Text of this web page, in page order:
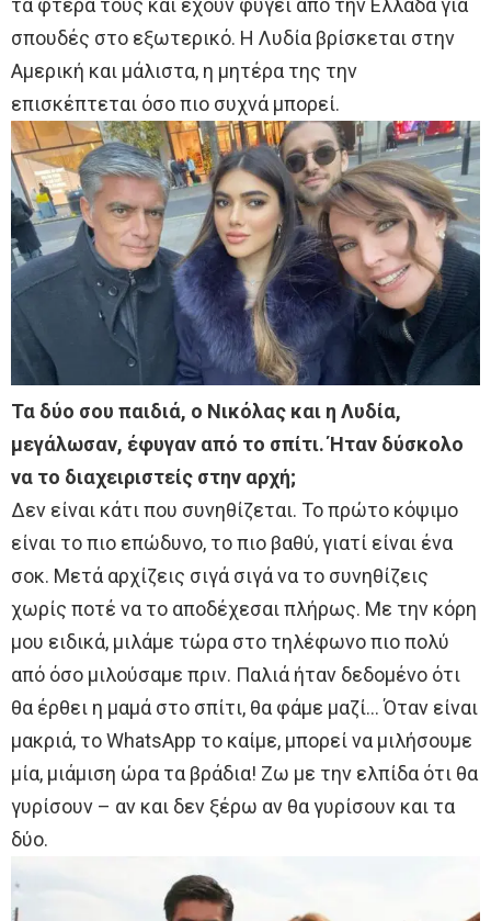
τα φτερά τους και έχουν φύγει από την Ελλάδα για
σπουδές στο εξωτερικό. Η Λυδία βρίσκεται στην
Αμερική και μάλιστα, η μητέρα της την
επισκέπτεται όσο πιο συχνά μπορεί.
Τα δύο σου παιδιά, ο Νικόλας και η Λυδία,
μεγάλωσαν, έφυγαν από το σπίτι. Ήταν δύσκολο
να το διαχειριστείς στην αρχή;
Δεν είναι κάτι που συνηθίζεται. Το πρώτο κόψιμο
είναι το πιο επώδυνο, το πιο βαθύ, γιατί είναι ένα
σοκ. Μετά αρχίζεις σιγά σιγά να το συνηθίζεις
χωρίς ποτέ να το αποδέχεσαι πλήρως. Με την κόρη
μου ειδικά, μιλάμε τώρα στο τηλέφωνο πιο πολύ
από όσο μιλούσαμε πριν. Παλιά ήταν δεδομένο ότι
θα έρθει η μαμά στο σπίτι, θα φάμε μαζί… Όταν είναι
μακριά, το WhatsApp το καίμε, μπορεί να μιλήσουμε
μία, μιάμιση ώρα τα βράδια! Ζω με την ελπίδα ότι θα
γυρίσουν – αν και δεν ξέρω αν θα γυρίσουν και τα
δύο.